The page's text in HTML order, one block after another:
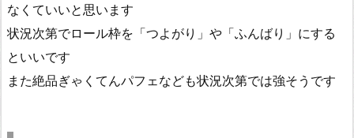
なくていいと思います
状況次第でロール枠を「つよがり」や「ふんばり」にする
といいです
また絶品ぎゃくてんパフェなども状況次第では強そうです